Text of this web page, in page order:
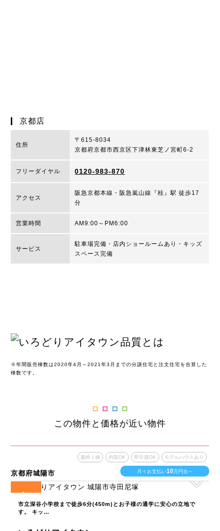
京都店
住所
〒615-8034
京都府京都市西京区下津林東芝ノ宮町6-2
フリーダイヤル 0120-983-870
アクセス
阪急京都本線・阪急嵐山線『桂』駅 徒歩17
分
営業時間 AM9:00～PM6:00
サービス
駐車場完備・店内ショールームあり・キッズ
スペース完備
※年間販売棟数は2020年4月～2021年3月までの分譲住宅と注文住宅を合算した
棟数です。
この物件と価格が近い物件
京都府城陽市
最終１棟 内覧OK 即引渡OK モデルハウスあり
月々お支払い10万円台～
1
市立深谷小学校まで徒歩6分(450m)とお子様の通学に安心の立地で
す。 キッ…